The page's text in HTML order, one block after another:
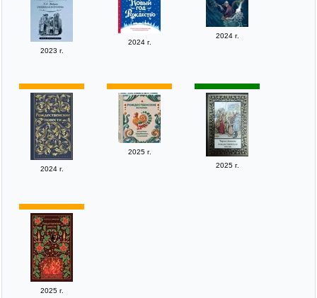
2023 г.
2024 г.
2024 г.
2024 г.
2025 г.
2025 г.
2025 г.